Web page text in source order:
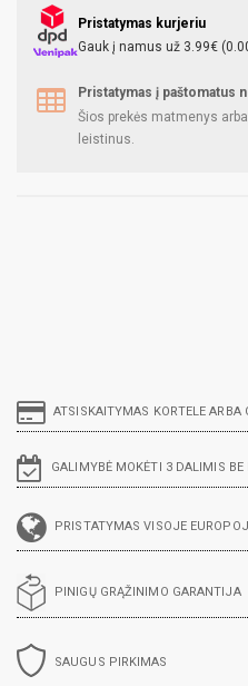
Pristatymas kurjeriu
Gauk į namus už 3.99€
Pristatymas į paštomatus
Šios prekės matmenys
leistinus.
ATSISKAITYMAS KORTELE
GALIMYBĖ MOKĖTI 3 DALIMIS BE
PRISTATYMAS VISOJE
PINIGŲ GRĄŽINIMO GARANTIJA
SAUGUS PIRKIMAS